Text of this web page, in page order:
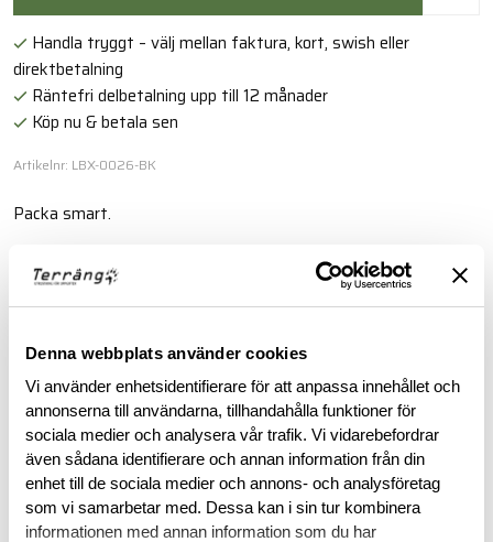
Denna webbplats använder cookies
Vi använder enhetsidentifierare för att anpassa innehållet och
annonserna till användarna, tillhandahålla funktioner för
sociala medier och analysera vår trafik. Vi vidarebefordrar
även sådana identifierare och annan information från din
enhet till de sociala medier och annons- och analysföretag
som vi samarbetar med. Dessa kan i sin tur kombinera
informationen med annan information som du har
Handla tryggt – välj mellan faktura, kort, swish eller
direktbetalning
Räntefri delbetalning upp till 12 månader
Köp nu & betala sen
Artikelnr: LBX-0026-BK
Packa smart.
BESKRIVNING
RECENSIONER
OM VARUMÄRKET